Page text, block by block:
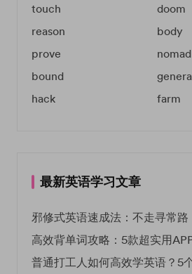
touch
doom
reason
body
prove
nomad
bound
hack
farm
最新英语学习文章
邪修式英语速成法：不走寻常路
高效背单词攻略：5款超实用